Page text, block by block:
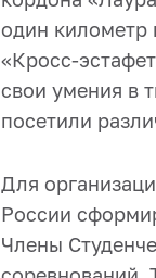
один километр
«Кросс-
свои умения в
посетили
Для
России
Члены